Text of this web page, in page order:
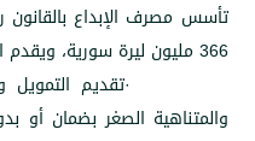
تقديم التمويل والمنتجات
الصغر بضمان أو بدونه